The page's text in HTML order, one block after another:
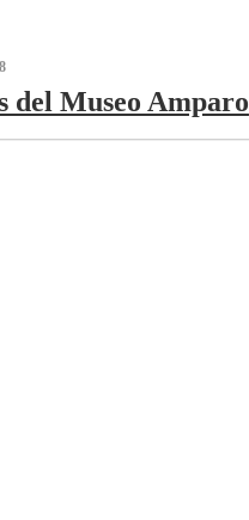
del Museo Amparo